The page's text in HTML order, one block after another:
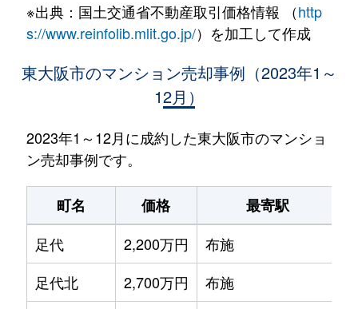
※出典：国土交通省不動産取引価格情報 （http
s://www.reinfolib.mlit.go.jp/）を加工して作成
東大阪市のマンション売却事例（2023年1～
12月）
2023年1～12月に成約した東大阪市のマンショ
ン売却事例です。
町名 価格 最寄駅
足代
2,200万円 布施
足代北
2,700万円 布施